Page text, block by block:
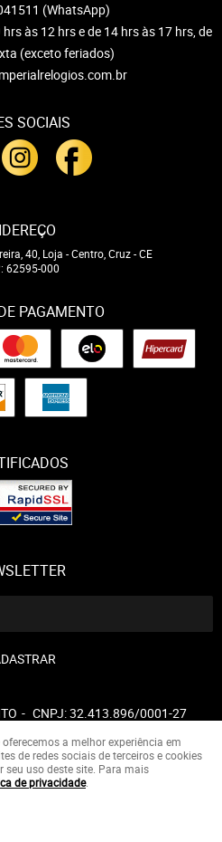
(WhatsApp)
às 12 hrs e de 14 hrs às 17 hrs, de
(exceto feriados)
SOCIAIS
40, Loja -Centro, Cruz-CE
62595-000
PAGAMENTO
CNPJ: 32.413.896/0001-27
a melhor experiência em
de redes sociais de terceiros e cookies
uso deste site. Para mais
de privacidade.